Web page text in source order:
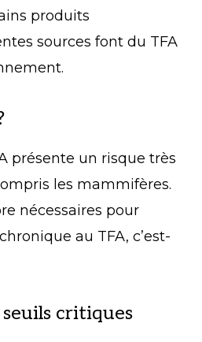
produits
sources font du TFA
présente un risque très
les mammifères.
nécessaires pour
au TFA, c’est-
seuils critiques